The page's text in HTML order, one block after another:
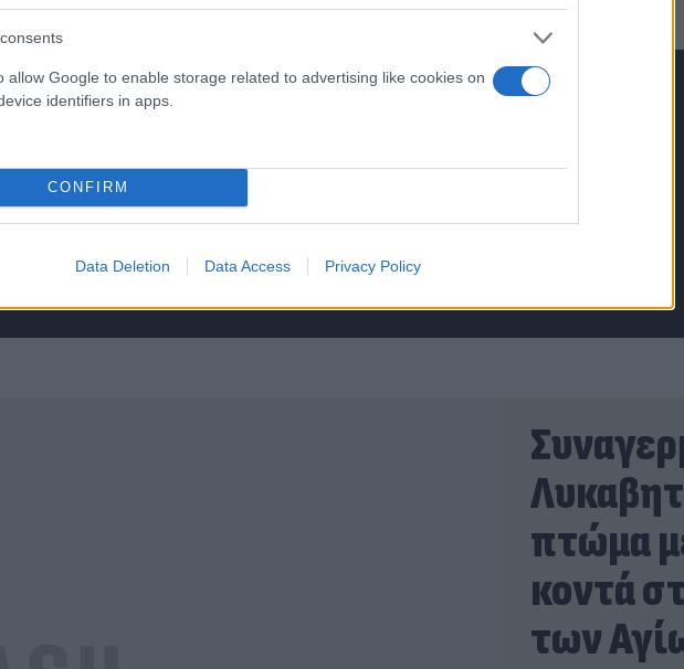
allow Google to enable storage related to advertising like cookies on
identifiers in apps.
CONFIRM
Data Deletion Data Access Privacy Policy
μένεις στο σκοτάδι... ακολούθησε το Flash.gr
πτώμα
κοντά
των